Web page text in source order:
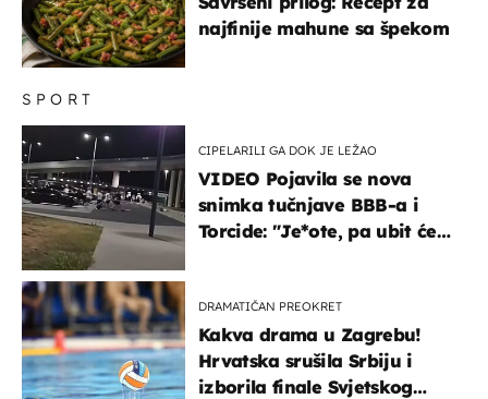
SPORT
CIPELARILI GA DOK JE LEŽAO
VIDEO Pojavila se nova
snimka tučnjave BBB-a i
Torcide: "Je*ote, pa ubit će
DRAMATIČAN PREOKRET
Kakva drama u Zagrebu!
Hrvatska srušila Srbiju i
izborila finale Svjetskog
najfinije mahune sa špekom